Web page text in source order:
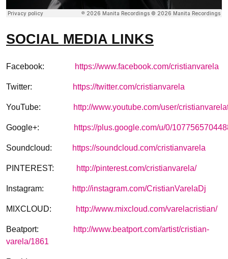
SOCIAL MEDIA LINKS
Facebook: https://www.facebook.com/cristianvarela
Twitter: https://twitter.com/cristianvarela
YouTube: http://www.youtube.com/user/
Google+: https://plus.google.com/u/0/
Soundcloud: https://soundcloud.com/cristianvarela
PINTEREST: http://pinterest.com/cristianvarela/
Instagram: http://instagram.com/CristianVarelaDj
MIXCLOUD: http://www.mixcloud.com/varelacristian/
Beatport:
http://www.beatport.com/artist/cristian-
varela/1861